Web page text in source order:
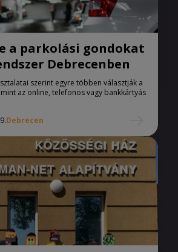
a parkolási gondokat
Debrecenben
szerint egyre többen választják a
az online, telefonos vagy bankkártyás
Debrecen